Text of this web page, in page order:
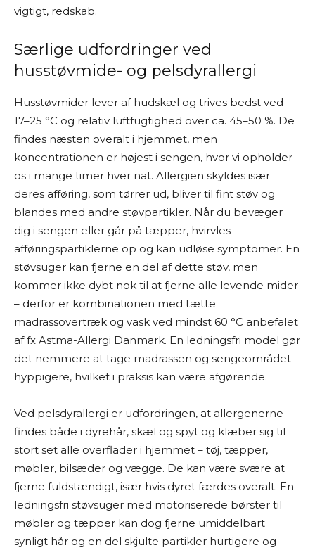
vigtigt, redskab.
Særlige udfordringer ved
husstøvmide- og pelsdyrallergi
Husstøvmider lever af hudskæl og trives bedst ved
17–25 °C og relativ luftfugtighed over ca. 45–50 %. De
findes næsten overalt i hjemmet, men
koncentrationen er højest i sengen, hvor vi opholder
os i mange timer hver nat. Allergien skyldes især
deres afføring, som tørrer ud, bliver til fint støv og
blandes med andre støvpartikler. Når du bevæger
dig i sengen eller går på tæpper, hvirvles
afføringspartiklerne op og kan udløse symptomer. En
støvsuger kan fjerne en del af dette støv, men
kommer ikke dybt nok til at fjerne alle levende mider
– derfor er kombinationen med tætte
madrassovertræk og vask ved mindst 60 °C anbefalet
af fx Astma-Allergi Danmark. En ledningsfri model gør
det nemmere at tage madrassen og sengeområdet
hyppigere, hvilket i praksis kan være afgørende.
Ved pelsdyrallergi er udfordringen, at allergenerne
findes både i dyrehår, skæl og spyt og klæber sig til
stort set alle overflader i hjemmet – tøj, tæpper,
møbler, bilsæder og vægge. De kan være svære at
fjerne fuldstændigt, især hvis dyret færdes overalt. En
ledningsfri støvsuger med motoriserede børster til
møbler og tæpper kan dog fjerne umiddelbart
synligt hår og en del skjulte partikler hurtigere og